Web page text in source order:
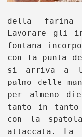
della farina
Lavorare gli
fontana
con la punta
si arriva a
palmo delle
per almeno
tanto in tanto
con la
attaccata. La